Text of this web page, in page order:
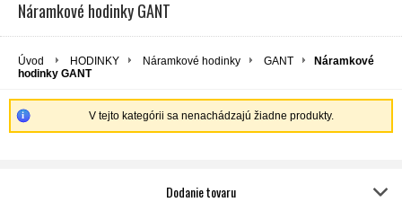
Náramkové hodinky GANT
Úvod HODINKY Náramkové hodinky GANT
Náramkové
hodinky GANT
V tejto kategórii sa nenachádzajú žiadne produkty.
Dodanie tovaru